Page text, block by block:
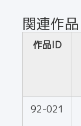
関連作品
作品ID
92-021